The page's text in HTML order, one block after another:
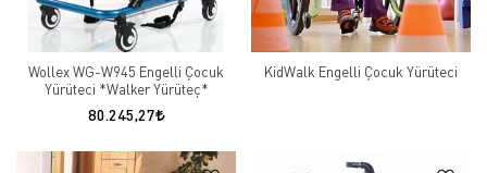
Wollex WG-W945 Engelli Çocuk
Yürüteci *Walker Yürüteç*
80.245,27
KidWalk Engelli Çocuk Yürüteci